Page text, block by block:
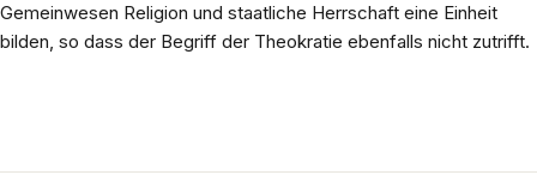
Gemeinwesen Religion und staatliche Herrschaft eine Einheit
bilden, so dass der Begriff der Theokratie ebenfalls nicht zutrifft.